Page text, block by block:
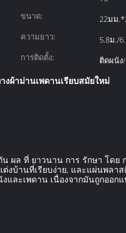
ขนาด:
22มม
ความยาว:
5.8ม./
การติดตั้ง:
ติดผนัง
งผ้าม่านเพดานเรียบสมัยใหม่
ผล ที่ ยาวนาน การ รักษา โดย
านที่เรียบง่าย, และแผ่นพลาส
ละเพดาน เนื่องจากมันถูกออก